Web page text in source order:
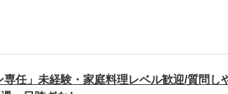
専任」未経験・家庭料理レベル歓迎/質問し